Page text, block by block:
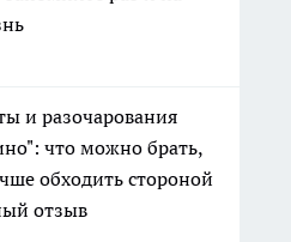
и разочарования
что можно брать,
обходить стороной
отзыв